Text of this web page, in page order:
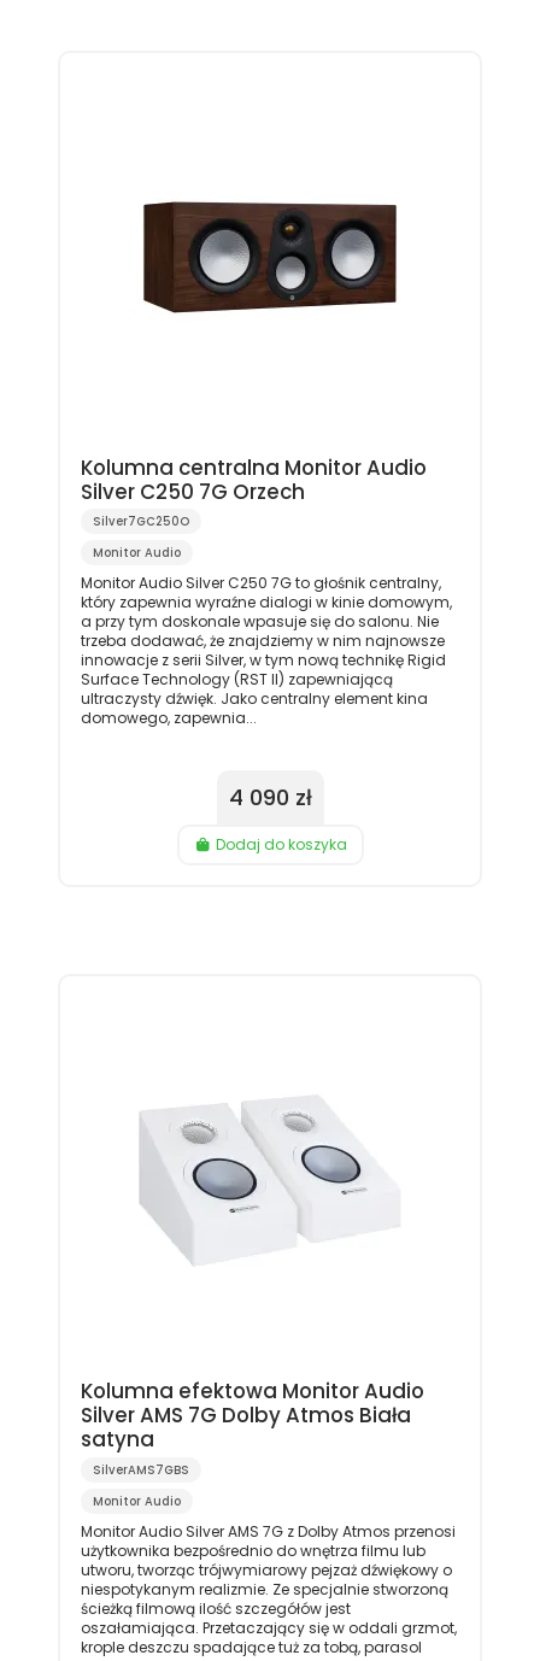
Kolumna centralna Monitor Audio
Silver C250 7G Orzech
Silver7GC250O
Monitor Audio
Monitor Audio Silver C250 7G to głośnik centralny,
który zapewnia wyraźne dialogi w kinie domowym,
a przy tym doskonale wpasuje się do salonu. Nie
trzeba dodawać, że znajdziemy w nim najnowsze
innowacje z serii Silver, w tym nową technikę Rigid
Surface Technology (RST II) zapewniającą
ultraczysty dźwięk. Jako centralny element kina
domowego, zapewnia...
4 090 zł
Dodaj do koszyka
Kolumna efektowa Monitor Audio
Silver AMS 7G Dolby Atmos Biała
satyna
SilverAMS7GBS
Monitor Audio
Monitor Audio Silver AMS 7G z Dolby Atmos przenosi
użytkownika bezpośrednio do wnętrza filmu lub
utworu, tworząc trójwymiarowy pejzaż dźwiękowy o
niespotykanym realizmie. Ze specjalnie stworzoną
ścieżką filmową ilość szczegółów jest
oszałamiająca. Przetaczający się w oddali grzmot,
krople deszczu spadające tuż za tobą, parasol